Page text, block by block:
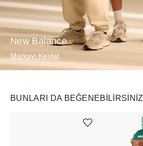
New Balance
Markayı Keşfet
BUNLARI DA BEĞENEBILIRSINIZ
Ürünü istek listesine ekle veya listeden çıkar